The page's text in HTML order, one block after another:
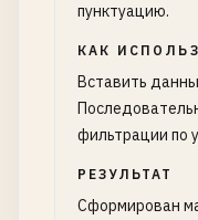
пунктуацию.
КАК
Вставить
фильтрации по
РЕЗУЛЬТАТ
Сформирован